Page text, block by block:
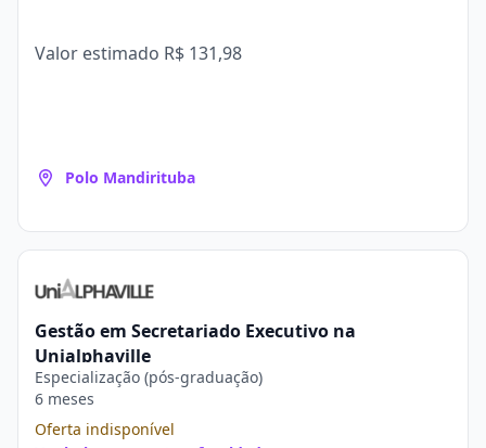
Valor estimado R$ 131,98
Polo Mandirituba
Gestão em Secretariado Executivo na
Unialphaville
Especialização (pós-graduação)
6 meses
Oferta indisponível